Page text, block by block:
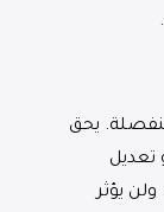
يحق
تعديل
يؤثر